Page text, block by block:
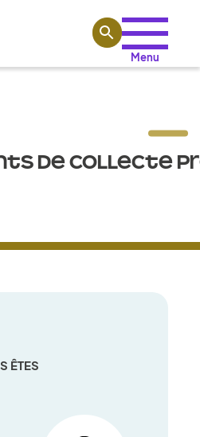
Menu
DE COLLECTE
ÊTES